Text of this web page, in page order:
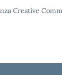
Creative